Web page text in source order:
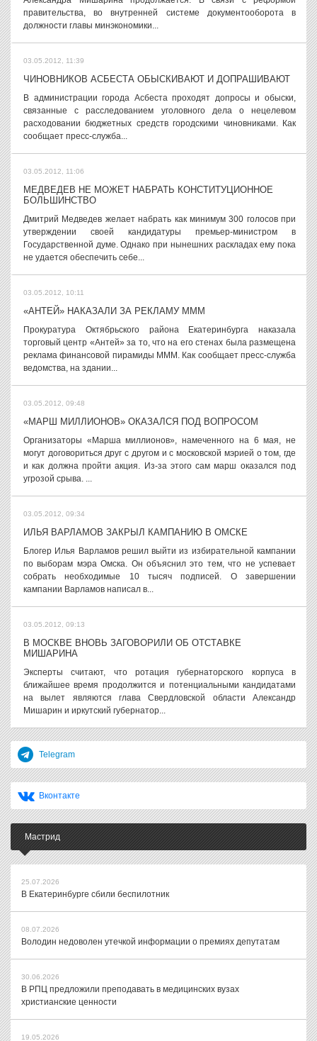
правительства, во внутренней системе документооборота в
должности главы минэкономики...
03.05.2012, 11:39
ЧИНОВНИКОВ АСБЕСТА ОБЫСКИВАЮТ И ДОПРАШИВАЮТ
В администрации города Асбеста проходят допросы и обыски,
связанные с расследованием уголовного дела о нецелевом
расходовании бюджетных средств городскими чиновниками. Как
сообщает пресс-служба...
03.05.2012, 11:06
МЕДВЕДЕВ НЕ МОЖЕТ НАБРАТЬ КОНСТИТУЦИОННОЕ
БОЛЬШИНСТВО
Дмитрий Медведев желает набрать как минимум 300 голосов при
утверждении своей кандидатуры премьер-министром в
Государственной думе. Однако при нынешних раскладах ему пока
не удается обеспечить себе...
03.05.2012, 10:11
«АНТЕЙ» НАКАЗАЛИ ЗА РЕКЛАМУ МММ
Прокуратура Октябрьского района Екатеринбурга наказала
торговый центр «Антей» за то, что на его стенах была размещена
реклама финансовой пирамиды МММ. Как сообщает пресс-служба
ведомства, на здании...
03.05.2012, 09:48
«МАРШ МИЛЛИОНОВ» ОКАЗАЛСЯ ПОД ВОПРОСОМ
Организаторы «Марша миллионов», намеченного на 6 мая, не
могут договориться друг с другом и с московской мэрией о том, где
и как должна пройти акция. Из-за этого сам марш оказался под
угрозой срыва. ...
03.05.2012, 09:34
ИЛЬЯ ВАРЛАМОВ ЗАКРЫЛ КАМПАНИЮ В ОМСКЕ
Блогер Илья Варламов решил выйти из избирательной кампании
по выборам мэра Омска. Он объяснил это тем, что не успевает
собрать необходимые 10 тысяч подписей. О завершении
кампании Варламов написал в...
03.05.2012, 09:13
В МОСКВЕ ВНОВЬ ЗАГОВОРИЛИ ОБ ОТСТАВКЕ
МИШАРИНА
Эксперты считают, что ротация губернаторского корпуса в
ближайшее время продолжится и потенциальными кандидатами
на вылет являются глава Свердловской области Александр
Мишарин и иркутский губернатор...
Telegram
Вконтакте
Мастрид
25.07.2026
В Екатеринбурге сбили беспилотник
08.07.2026
Володин недоволен утечкой информации о премиях депутатам
30.06.2026
В РПЦ предложили преподавать в медицинских вузах
христианские ценности
19.05.2026